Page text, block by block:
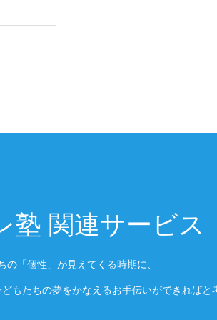
塾 関連サービス
の「個性」が見えてくる時期に、
もたちの夢をかなえるお手伝いができればと